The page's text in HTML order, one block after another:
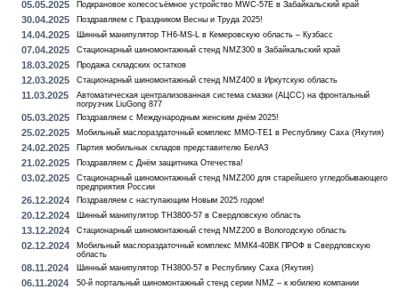
05.05.2025 Подкрановое колесосъёмное устройство MWC-57E в Забайкальский край
30.04.2025 Поздравляем с Праздником Весны и Труда 2025!
14.04.2025 Шинный манипулятор TH6-MS-L в Кемеровскую область – Кузбасс
07.04.2025 Стационарный шиномонтажный стенд NMZ300 в Забайкальский край
18.03.2025 Продажа складских остатков
12.03.2025 Стационарный шиномонтажный стенд NMZ400 в Иркутскую область
11.03.2025
Автоматическая централизованная система смазки (АЦСС) на фронтальный
погрузчик LiuGong 877
05.03.2025 Поздравляем с Международным женским днём 2025!
25.02.2025 Мобильный маслораздаточный комплекс MMO-TE1 в Республику Саха (Якутия)
24.02.2025 Партия мобильных складов представителю БелАЗ
21.02.2025 Поздравляем с Днём защитника Отечества!
03.02.2025
Стационарный шиномонтажный стенд NMZ200 для старейшего угледобывающего
предприятия России
26.12.2024 Поздравляем с наступающим Новым 2025 годом!
20.12.2024 Шинный манипулятор TH3800-57 в Свердловскую область
13.12.2024 Стационарный шиномонтажный стенд NMZ200 в Вологодскую область
02.12.2024
Мобильный маслораздаточный комплекс ММК4-40ВК ПРОФ в Свердловскую
область
08.11.2024 Шинный манипулятор TH3800-57 в Республику Саха (Якутия)
06.11.2024 50-й портальный шиномонтажный стенд серии NMZ – к юбилею компании